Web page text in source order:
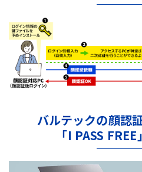
バルテックの顔認
「I PASS